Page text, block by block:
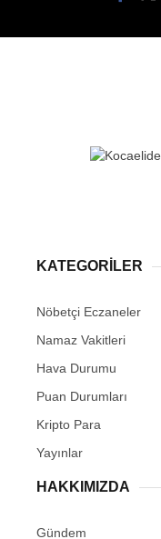
KATEGORİLER
Nöbetçi Eczaneler
Namaz Vakitleri
Hava Durumu
Puan Durumları
Kripto Para
Yayınlar
HAKKIMIZDA
Gündem